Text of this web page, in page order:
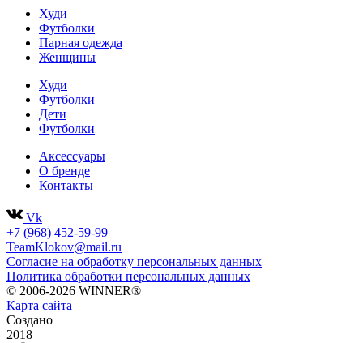
Худи
Футболки
Парная одежда
Женщины
Худи
Футболки
Дети
Футболки
Аксессуары
О бренде
Контакты
Vk
+7 (968) 452-59-99
TeamKlokov@mail.ru
Согласие на обработку персональных данных
Политика обработки персональных данных
© 2006-2026 WINNER®
Карта сайта
Создано
2018